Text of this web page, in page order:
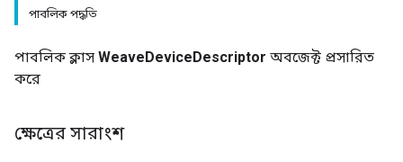
পাবলিক পদ্ধতি
পাবলিক ক্লাস WeaveDeviceDescriptor অবজেক্ট প্রসারিত
করে
ক্ষেত্রের সারাংশ